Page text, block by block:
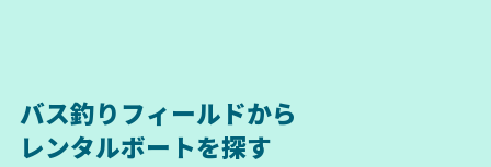
バス釣りフィールドから
レンタルボートを探す